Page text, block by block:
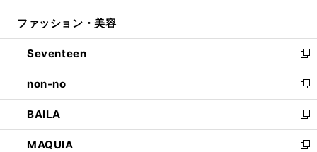
開
ウ
開
く
ン
ウ
で
開
く
ウ
ン
ド
ウ
で
開
く
ファッション・美容
Seventeen
新
し
い
ウ
ィ
ン
ド
non-no
新
し
い
ウ
ィ
BAILA
新
し
い
MAQUIA
新